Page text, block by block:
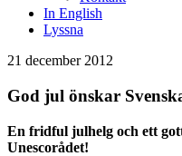
In English
Lyssna
21 december 2012
God jul önskar
En fridful julhelg och ett
Unescorådet!